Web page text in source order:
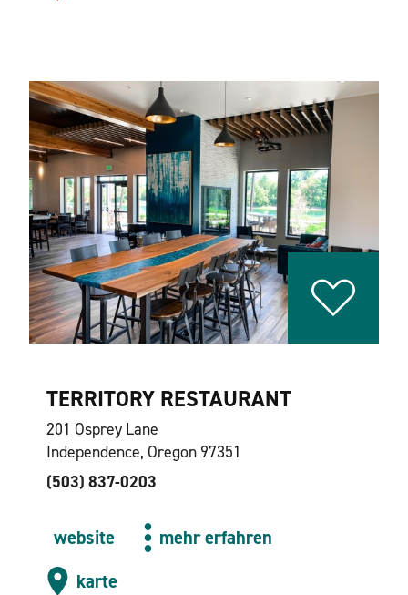
TERRITORY RESTAURANT
201 Osprey Lane
Independence, Oregon 97351
(503) 837-0203
website
mehr erfahren
karte